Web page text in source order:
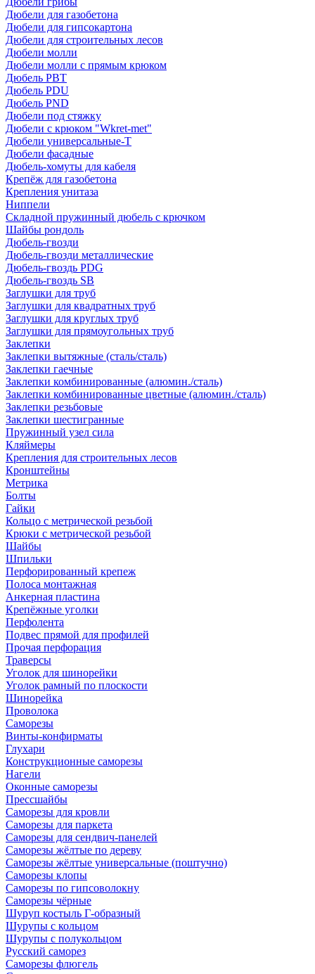
Дюбели для газобетона
Дюбели для гипсокартона
Дюбели для строительных лесов
Дюбели молли
Дюбели молли с прямым крюком
Дюбель PBT
Дюбель PDU
Дюбель PND
Дюбели под стяжку
Дюбели с крюком "Wkret-met"
Дюбели универсальные-Т
Дюбели фасадные
Дюбель-хомуты для кабеля
Крепёж для газобетона
Крепления унитаза
Ниппели
Складной пружинный дюбель с крючком
Шайбы рондоль
Дюбель-гвозди
Дюбель-гвозди металлические
Дюбель-гвоздь PDG
Дюбель-гвоздь SB
Заглушки для труб
Заглушки для квадратных труб
Заглушки для круглых труб
Заглушки для прямоугольных труб
Заклепки
Заклепки вытяжные (сталь/сталь)
Заклепки гаечные
Заклепки комбинированные (алюмин./сталь)
Заклепки комбинированные цветные (алюмин./сталь)
Заклепки резьбовые
Заклепки шестигранные
Пружинный узел сила
Кляймеры
Крепления для строительных лесов
Кронштейны
Метрика
Болты
Гайки
Кольцо с метрической резьбой
Крюки с метрической резьбой
Шайбы
Шпильки
Перфорированный крепеж
Полоса монтажная
Анкерная пластина
Крепёжные уголки
Перфолента
Подвес прямой для профилей
Прочая перфорация
Траверсы
Уголок для шинорейки
Уголок рамный по плоскости
Шинорейка
Проволока
Саморезы
Винты-конфирматы
Глухари
Конструкционные саморезы
Нагели
Оконные саморезы
Прессшайбы
Саморезы для кровли
Саморезы для паркета
Саморезы для сендвич-панелей
Саморезы жёлтые по дереву
Саморезы жёлтые универсальные (поштучно)
Саморезы клопы
Саморезы по гипсоволокну
Саморезы чёрные
Шуруп костыль Г-образный
Шурупы с кольцом
Шурупы с полукольцом
Русский саморез
Саморезы флюгель